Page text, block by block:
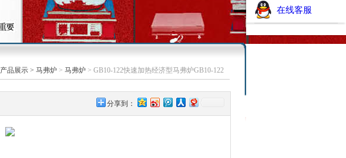
产品展示 > 马弗炉 > 马弗炉 > GB10-122快速加热经济型马弗炉GB10-122
分享到：
在线客服